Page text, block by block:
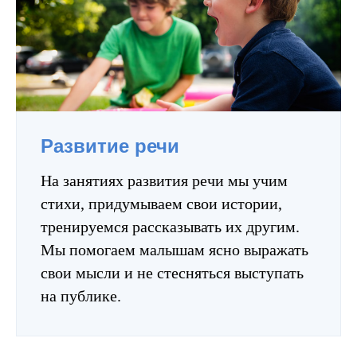
Развитие речи
На занятиях развития речи мы учим
стихи, придумываем свои истории,
тренируемся рассказывать их другим.
Мы помогаем малышам ясно выражать
свои мысли и не стесняться выступать
на публике.